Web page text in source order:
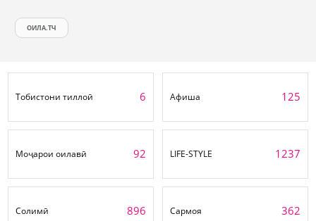
ОИЛА.ТЧ
Тобистони тиллоӣ 6 Афиша 125
Моҷарои оилавӣ 92 LIFE-STYLE 1237
Солимӣ 896 Сармоя 362